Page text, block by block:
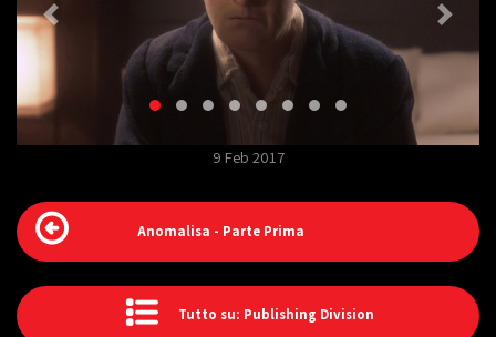
9 Feb 2017
Anomalisa - Parte Prima
Tutto su: Publishing Division